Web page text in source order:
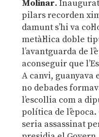
Molinar.
pilars recorden
damunt s’hi va
metàl·lica doble
l’avantguarda de
aconseguir que
A canvi, guanyava
no debades
l’escollia com a
política de
seria assassinat